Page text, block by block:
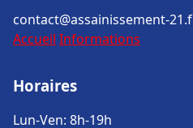
contact@assainissement-
Accueil Informations
Horaires
Lun-Ven: 8h-19h